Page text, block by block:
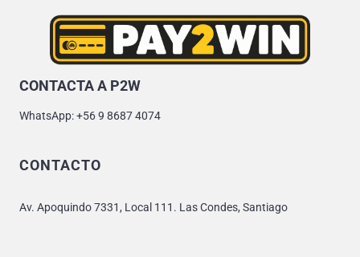
CONTACTA A P2W
WhatsApp: +56 9 8687 4074
CONTACTO
Av. Apoquindo 7331, Local 111. Las Condes, Santiago